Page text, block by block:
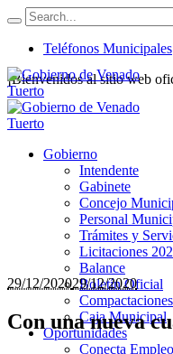
Teléfonos Municipales
¡Bienvenidos al sitio web
Gobierno
Intendente
Gabinete
Concejo
Personal
Trámites y
Licitaciones
Balance
Boletín Oficial
Compactaciones
Caja Municipal
Oportunidades
Conecta Empleo
29/12/202029/12/2020
Con una nueva